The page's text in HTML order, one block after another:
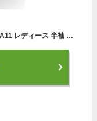
ルコックゴルフ Le coq sportif GOLF QGWSJA11 レディース 半袖 ポロシャツ 吸汗速乾 UPF15 ゴルフウェア スポーツウェア